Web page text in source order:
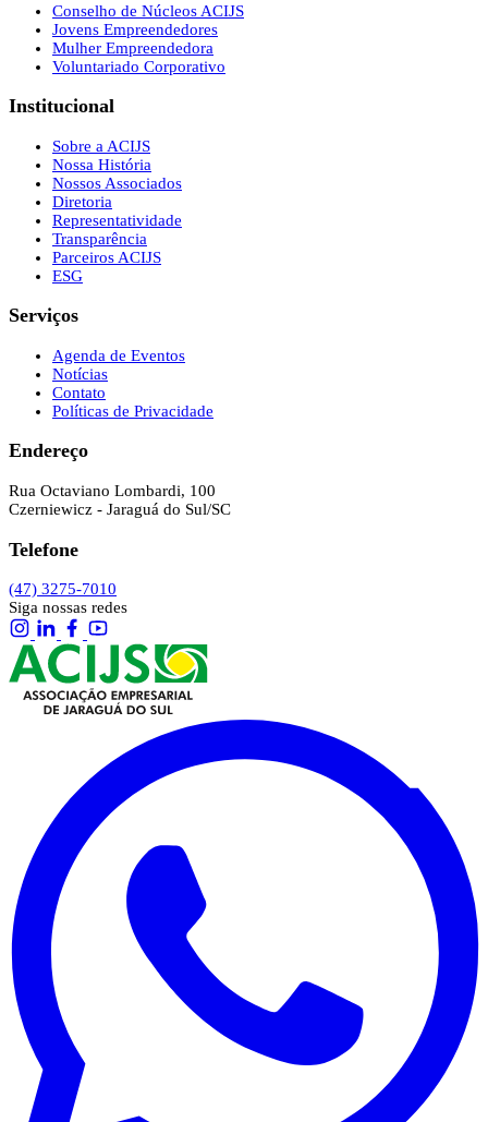
Conselho de Núcleos ACIJS
Jovens Empreendedores
Mulher Empreendedora
Voluntariado Corporativo
Institucional
Sobre a ACIJS
Nossa História
Nossos Associados
Diretoria
Representatividade
Transparência
Parceiros ACIJS
ESG
Serviços
Agenda de Eventos
Notícias
Contato
Políticas de Privacidade
Endereço
Rua Octaviano Lombardi, 100
Czerniewicz - Jaraguá do Sul/SC
Telefone
(47) 3275-7010
Siga nossas redes